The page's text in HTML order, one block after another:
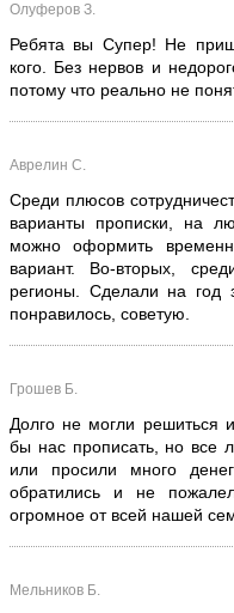
Олуферов З.
Ребята вы Супер! Не
кого. Без нервов и
потому что реально не
Аврелин С.
Среди плюсов
варианты прописки, на
можно оформить
вариант. Во-вторых,
регионы. Сделали на год
понравилось, советую.
Грошев Б.
Долго не могли решиться
бы нас прописать, но все
или просили много
обратились и не
огромное от всей нашей
Мельников Б.